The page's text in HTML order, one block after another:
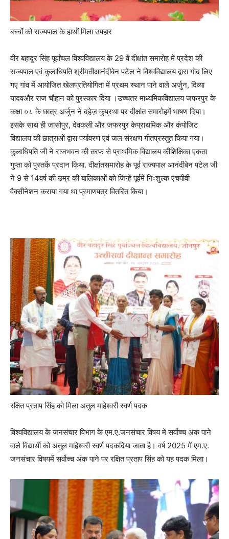
बच्चों को राज्यपाल के हाथों मिला उपहार
वीर बहादुर सिंह पूर्वांचल विश्वविद्यालय के 29 वें दीक्षांत समारोह में प्रदेश की
राज्यपाल एवं कुलाधिपति श्रीमतीआनंदीबेन पटेल ने विश्वविद्यालय द्वारा गोद लिए
गए गांव में आयोजित खेलप्रतियोगिता में प्रथम स्थान पाने वाले अर्जुन, दिव्या
यादवऔर राज चौहान को पुरस्कार दिया ।उच्चतर माध्यमिकविद्यालय जफरपुर के
कक्षा ०८ के छात्र अर्जुन ने दहेज़ कुप्रथा पर दीक्षांत समारोहमें भाषण दिया।
इसके साथ ही जासोपुर, देवकली और जफरपुर केप्राथमिक और कंपोजिट
विद्यालय की छात्राओं द्वारा पर्यावरण एवं जल संरक्षण गीतप्रस्तुत किया गया।
कुलाधिपति जी ने राजभवन की तरफ से प्राथमिक विद्यालय कीशिक्षिका एकता
गुप्ता को पुस्तकें प्रदान किया. दीक्षांतसमारोह के पूर्व राज्यपाल आनंदीबेन पटेल जी
ने 9 से 14वर्ष की उम्र की बालिकाओं को जिन्हें पूर्वमें निःशुल्क एचपीवी
वैक्सीनेशन कराया गया था प्रमाणपत्र वितरित किया।
रक्षित प्रताप सिंह को मिला अतुल माहेश्वरी स्वर्ण पदक
विश्वविद्यालय के जनसंचार विभाग के एम.ए.जनसंचार विषय में सर्वोच्च अंक पाने
वाले विद्यार्थी को अतुल माहेश्वरी स्वर्ण पदकदिया जाता है। वर्ष 2025 में एम.ए.
जनसंचार विषयमें सर्वोच्च अंक पाने पर रक्षित प्रताप सिंह को यह पदक मिला।